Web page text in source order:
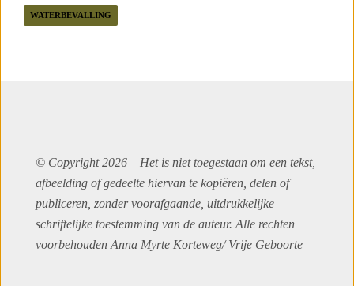
WATERBEVALLING
© Copyright 2026 – Het is niet toegestaan om een tekst,
afbeelding of gedeelte hiervan te kopiëren, delen of
publiceren, zonder voorafgaande, uitdrukkelijke
schriftelijke toestemming van de auteur. Alle rechten
voorbehouden Anna Myrte Korteweg/Vrije Geboorte